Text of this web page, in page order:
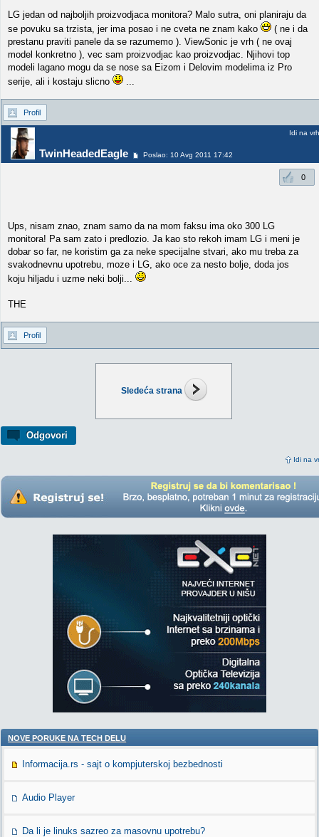
Sledeća strana
Odgovori
Idi na
LG jedan od najboljih proizvodjaca monitora? Malo sutra, oni planiraju da
se povuku sa trzista, jer ima posao i ne cveta ne znam kako
( ne i da
prestanu praviti panele da se razumemo ). ViewSonic je vrh ( ne ovaj
model konkretno ), vec sam proizvodjac kao proizvodjac. Njihovi top
modeli lagano mogu da se nose sa Eizom i Delovim modelima iz Pro
serije, ali i kostaju slicno
...
Profil
TwinHeadedEagle Poslao: 10 Avg 2011 17:42
Idi na vrh
0
Ups, nisam znao, znam samo da na mom faksu ima oko 300 LG
monitora! Pa sam zato i predlozio. Ja kao sto rekoh imam LG i meni je
dobar so far, ne koristim ga za neke specijalne stvari, ako mu treba za
svakodnevnu upotrebu, moze i LG, ako oce za nesto bolje, doda jos
koju hiljadu i uzme neki bolji...
THE
Profil
NOVE PORUKE NA TECH DELU
Informacija.rs - sajt o kompjuterskoj bezbednosti
Audio Player
Da li je linuks sazreo za masovnu upotrebu?